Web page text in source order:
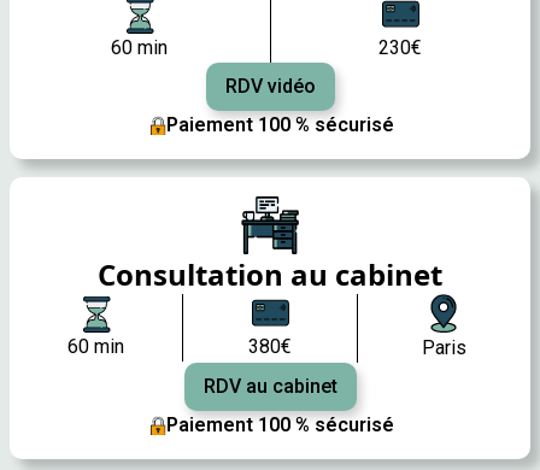
60 min
230€
RDV vidéo
Paiement 100 % sécurisé
Consultation au cabinet
60 min 380€
Paris
RDV au cabinet
Paiement 100 % sécurisé